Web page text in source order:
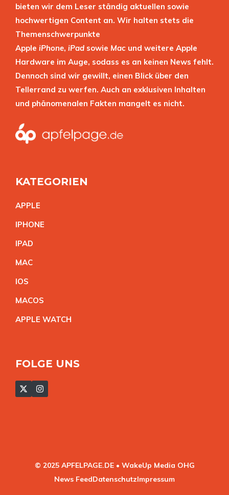
bieten wir dem Leser ständig aktuellen sowie
hochwertigen Content an. Wir halten stets die
Themenschwerpunkte
Apple iPhone, iPad sowie Mac und weitere Apple
Hardware im Auge, sodass es an keinen News fehlt.
Dennoch sind wir gewillt, einen Blick über den
Tellerrand zu werfen. Auch an exklusiven Inhalten
und phänomenalen Fakten mangelt es nicht.
KATEGORIEN
APPLE
IPHONE
IPAD
MAC
IOS
MACOS
APPLE WATCH
FOLGE UNS
© 2025 APFELPAGE.DE • WakeUp Media OHG
News FeedDatenschutzImpressum